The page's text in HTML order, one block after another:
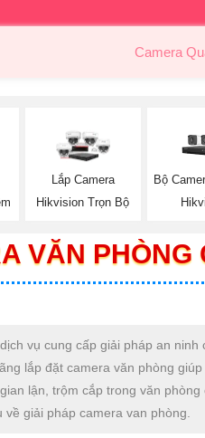
Camera
Lắp Camera
Hikvision Trọn Bộ
Bộ
VĂN PHÒNG
vụ cung cấp giải pháp an
lắp đặt camera văn phòng
lận, trộm cắp trong văn
giải pháp camera van phòng.